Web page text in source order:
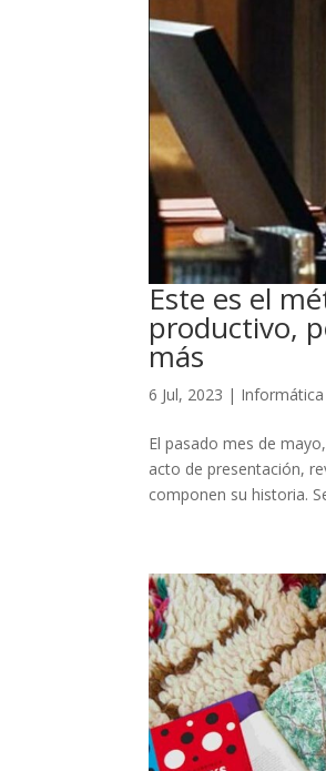
Este es el
productivo,
más
6 Jul, 2023 | Informática
El pasado mes de
acto de presentación,
componen su historia.